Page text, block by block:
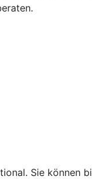
Sie können